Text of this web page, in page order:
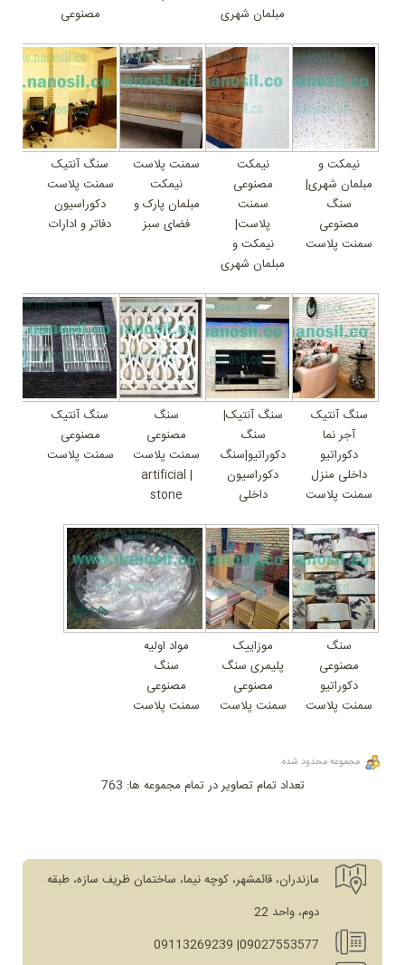
مبلمان شهری
مصنوعی
نیمکت و
مبلمان شهری|
سنگ
مصنوعی
سمنت پلاست
نیمکت
مصنوعی
سمنت
پلاست|
نیمکت و
مبلمان شهری
سمنت پلاست
نیمکت
مبلمان پارک و
فضای سبز
سنگ آنتیک
سمنت پلاست
دکوراسیون
دفاتر و ادارات
سنگ آنتیک
آجر نما
دکوراتیو
داخلی منزل
سمنت پلاست
سنگ آنتیک|
سنگ
دکوراتیو|سنگ
دکوراسیون
داخلی
سنگ
مصنوعی
سمنت پلاست
| artificial
stone
سنگ آنتیک
مصنوعی
سمنت پلاست
سنگ
مصنوعی
دکوراتیو
سمنت پلاست
موزاییک
پلیمری سنگ
مصنوعی
سمنت پلاست
مواد اولیه
سنگ
مصنوعی
سمنت پلاست
مجموعه محدود شده
تعداد تمام تصاویر در تمام مجموعه ها: 763
مازندران، قائمشهر، کوچه نیما، ساختمان ظریف سازه، طبقه
دوم، واحد 22
09027553577| 09113269239